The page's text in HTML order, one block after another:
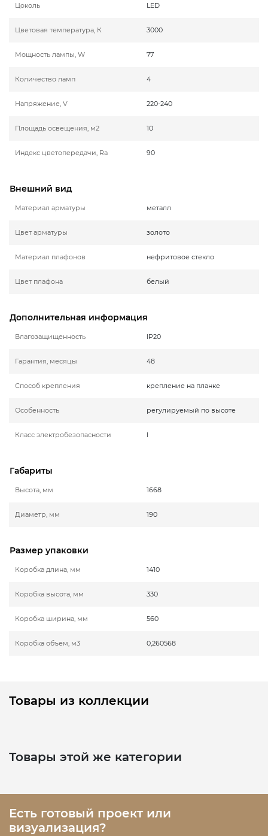
Цоколь LED
Цветовая температура, К 3000
Мощность лампы, W 77
Количество ламп 4
Напряжение, V 220-240
Площадь освещения, м2 10
Индекс цветопередачи, Ra 90
Внешний вид
Материал арматуры металл
Цвет арматуры золото
Материал плафонов нефритовое стекло
Цвет плафона белый
Дополнительная информация
Влагозащищенность IP20
Гарантия, месяцы 48
Способ крепления крепление на планке
Особенность регулируемый по высоте
Класс электробезопасности I
Габариты
Высота, мм 1668
Диаметр, мм 190
Размер упаковки
Коробка длина, мм 1410
Коробка высота, мм 330
Коробка ширина, мм 560
Коробка объем, м3 0,260568
Товары из коллекции
Товары этой же категории
Есть готовый проект или
визуализация?